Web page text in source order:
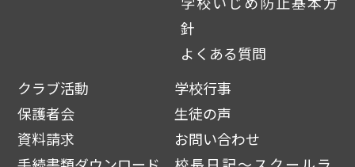
針
よくある質問
クラブ活動
学校行事
保護者会
生徒の声
資料請求
お問い合わせ